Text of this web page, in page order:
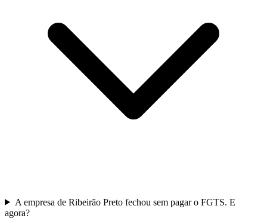
A empresa de Ribeirão Preto fechou sem pagar o FGTS. E
agora?